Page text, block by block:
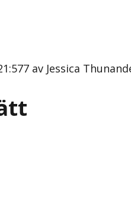
av Jessica